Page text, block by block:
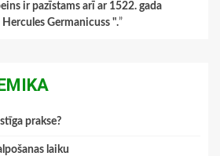
ir pazīstams arī ar 1522. gada
Germanicuss ".”
prakse?
laiku